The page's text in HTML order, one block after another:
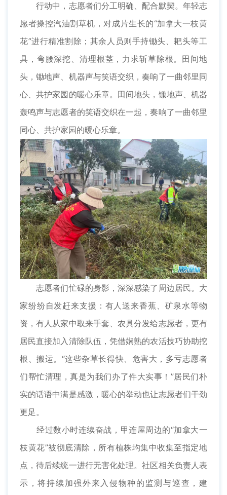
行动中，志愿者们分工明确、配合默契。年轻志
愿者操控汽油割草机，对成片生长的“加拿大一枝黄
花”进行精准割除；其余人员则手持锄头、耙头等工
具，弯腰深挖、清理根茎，力求斩草除根。田间地
头，锄地声、机器声与笑语交织，奏响了一曲邻里同
心、共护家园的暖心乐章。田间地头，锄地声、机器
轰鸣声与志愿者的笑语交织在一起，奏响了一曲邻里
同心、共护家园的暖心乐章。
志愿者们忙碌的身影，深深感染了周边居民。大
家纷纷自发赶来支援：有人送来香蕉、矿泉水等物
资，有人从家中取来手套、农具分发给志愿者，更有
居民直接加入清除队伍，凭借娴熟的农活技巧协助挖
根、搬运。“这些杂草长得快、危害大，多亏志愿者
们帮忙清理，真是为我们办了件大实事！”居民们朴
实的话语中满是感激，暖心的举动也让志愿者们干劲
更足。
经过数小时连续奋战，甲连屋周边的“加拿大一
枝黄花”被彻底清除，所有植株均集中收集至指定地
点，待后续统一进行无害化处理。社区相关负责人表
示，将持续加强外来入侵物种的监测与巡查，建